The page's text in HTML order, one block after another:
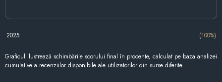
2025 (100%)
Graficul ilustrează schimbările scorului final în procente, calculat pe baza analizei
cumulative a recenziilor disponibile ale utilizatorilor din surse diferite.